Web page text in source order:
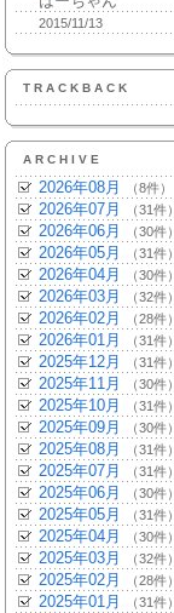
2015/11/13
TRACKBACK
ARCHIVE
2026年08月 （8件）
2026年07月 （31件）
2026年06月 （30件）
2026年05月 （31件）
2026年04月 （30件）
2026年03月 （32件）
2026年02月 （28件）
2026年01月 （31件）
2025年12月 （31件）
2025年11月 （30件）
2025年10月 （31件）
2025年09月 （30件）
2025年08月 （31件）
2025年07月 （31件）
2025年06月 （30件）
2025年05月 （31件）
2025年04月 （30件）
2025年03月 （32件）
2025年02月 （28件）
2025年01月 （31件）